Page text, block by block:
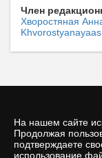
На нашем сайте
Продолжая
подтверждаете
использование
Член
Хворостяная
Политика